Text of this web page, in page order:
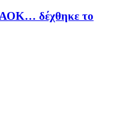
δέχθηκε το